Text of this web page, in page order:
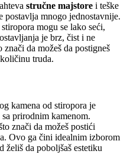
stručne majstore i teške
postavlja mnogo jednostavnije.
mogu se lako seći,
je brz, čist i ne
da možeš da postigneš
truda.
kamena od stiropora je
prirodnim kamenom.
znači da možeš postići
Ovo ga čini idealnim izborom
želiš da poboljšaš estetiku